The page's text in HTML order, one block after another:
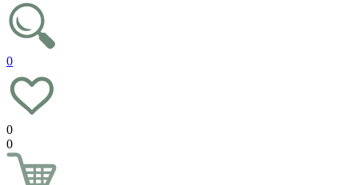
0
0
0